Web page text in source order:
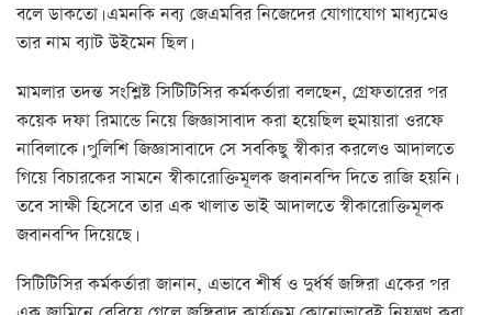
বলে ডাকতো। এমনকি নব্য জেএমবির নিজেদের যোগাযোগ মাধ্যমেও
তার নাম ব্যাট উইমেন ছিল।
মামলার তদন্ত সংশ্লিষ্ট সিটিটিসির কর্মকর্তারা বলছেন, গ্রেফতারের পর
কয়েক দফা রিমান্ডে নিয়ে জিজ্ঞাসাবাদ করা হয়েছিল হুমায়ারা ওরফে
নাবিলাকে। পুলিশি জিজ্ঞাসাবাদে সে সবকিছু স্বীকার করলেও আদালতে
গিয়ে বিচারকের সামনে স্বীকারোক্তিমূলক জবানবন্দি দিতে রাজি হয়নি।
তবে সাক্ষী হিসেবে তার এক খালাত ভাই আদালতে স্বীকারোক্তিমূলক
জবানবন্দি দিয়েছে।
সিটিটিসির কর্মকর্তারা জানান, এভাবে শীর্ষ ও দুর্ধর্ষ জঙ্গিরা একের পর